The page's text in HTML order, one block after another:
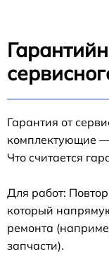
Гарантия от
комплектующие
Что считается
Для работ:
который
ремонта
запчасти).